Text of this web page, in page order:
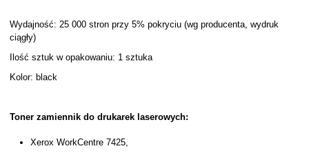
Wydajność: 25 000 stron przy 5% pokryciu (wg producenta, wydruk
ciągły)
Ilość sztuk w opakowaniu: 1 sztuka
Kolor: black
Toner zamiennik do drukarek laserowych:
Xerox WorkCentre 7425,